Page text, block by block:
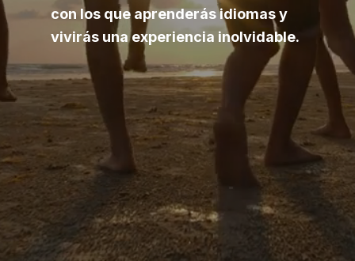
con los que aprenderás idiomas y
vivirás una experiencia inolvidable.